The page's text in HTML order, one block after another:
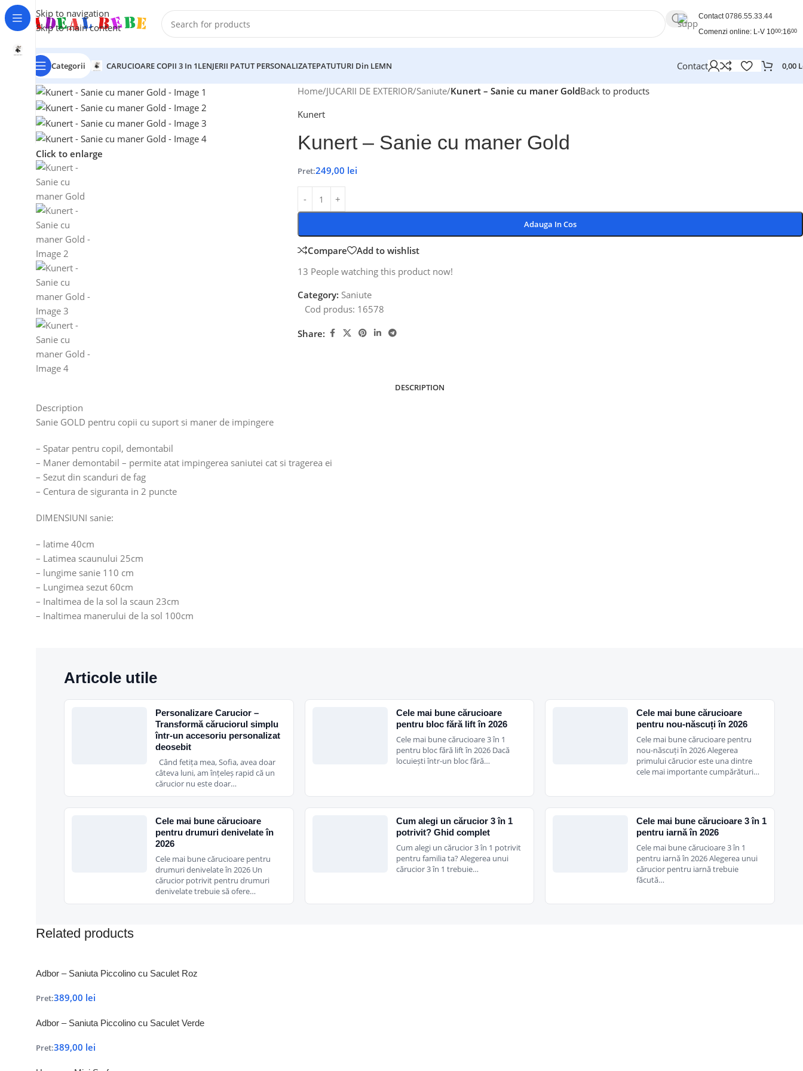
Skip to navigation
Skip to main content
Contact0786.55.33.44
Comenzi online: L-V 1000:1600
Categorii CARUCIOARE COPII 3 In 1LENJERII PATUT PERSONALIZATEPATUTURI Din LEMN Contact 0,00
Click to enlarge
Home/JUCARII DE EXTERIOR/Saniute/Kunert – Sanie cu maner GoldBack to products
Kunert
Kunert – Sanie cu maner Gold
Pret:249,00 lei
Adauga In Cos
Compare
Add to wishlist
13 People watching this product now!
Category: Saniute
Cod produs: 16578
Share:
DESCRIPTION
Description
Sanie GOLD pentru copii cu suport si maner de impingere
– Spatar pentru copil, demontabil
– Maner demontabil – permite atat impingerea saniutei cat si tragerea ei
– Sezut din scanduri de fag
– Centura de siguranta in 2 puncte
DIMENSIUNI sanie:
– latime 40cm
– Latimea scaunului 25cm
– lungime sanie 110 cm
– Lungimea sezut 60cm
– Inaltimea de la sol la scaun 23cm
– Inaltimea manerului de la sol 100cm
Articole utile
Personalizare Carucior –
Transformă căruciorul simplu
într-un accesoriu personalizat
deosebit
Când fetița mea, Sofia, avea doar
câteva luni, am înțeleș rapid că un
cărucior nu este doar…
Cele mai bune cărucioare
pentru bloc fără lift în 2026
Cele mai bune cărucioare 3 în 1
pentru bloc fără lift în 2026 Dacă
locuiești într-un bloc fără…
Cele mai bune cărucioare
pentru nou-născuți în 2026
Cele mai bune cărucioare pentru
nou-născuți în 2026 Alegerea
primului cărucior este una dintre
cele mai importante cumpărături…
Cele mai bune cărucioare
pentru drumuri denivelate în
2026
Cele mai bune cărucioare pentru
drumuri denivelate în 2026 Un
cărucior potrivit pentru drumuri
denivelate trebuie să ofere…
Cum alegi un cărucior 3 în 1
potrivit? Ghid complet
Cum alegi un cărucior 3 în 1 potrivit
pentru familia ta? Alegerea unui
cărucior 3 în 1 trebuie…
Cele mai bune cărucioare 3 în 1
pentru iarnă în 2026
Cele mai bune cărucioare 3 în 1
pentru iarnă în 2026 Alegerea unui
cărucior pentru iarnă trebuie
făcută…
Related products
Adbor – Saniuta Piccolino cu Saculet Roz
Pret:389,00 lei
Adbor – Saniuta Piccolino cu Saculet Verde
Pret:389,00 lei